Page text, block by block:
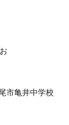
市亀井中学校